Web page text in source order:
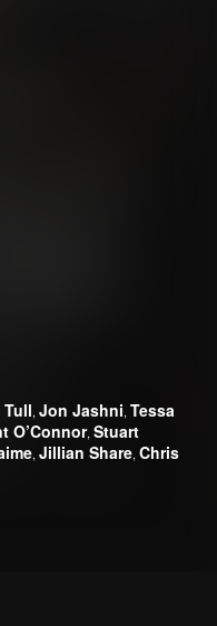
Tull,Jon Jashni,Tessa
O’Connor,Stuart
,Jillian Share,Chris